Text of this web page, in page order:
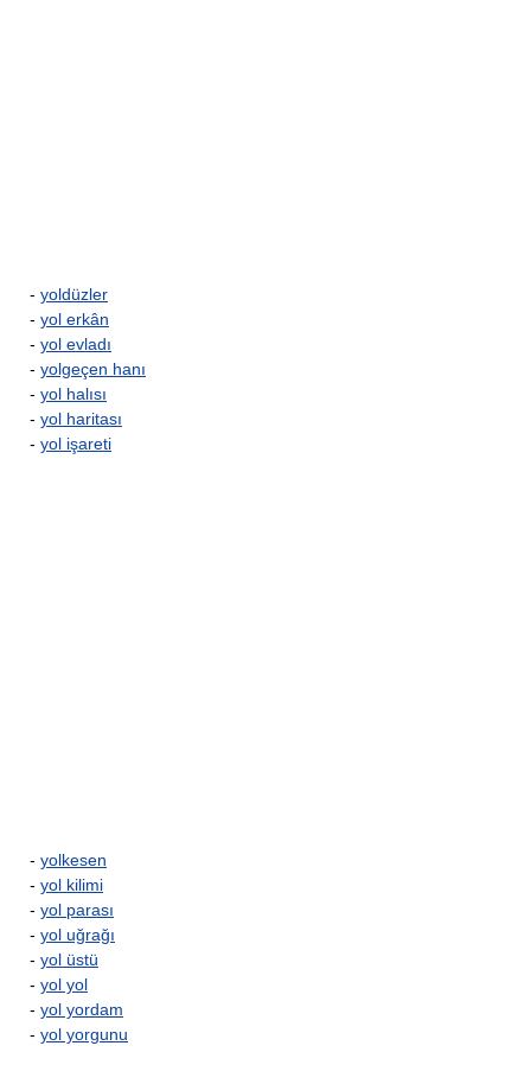
- yoldüzler
- yol erkân
- yol evladı
- yolgeçen hanı
- yol halısı
- yol haritası
- yol işareti
- yolkesen
- yol kilimi
- yol parası
- yol uğrağı
- yol üstü
- yol yol
- yol yordam
- yol yorgunu